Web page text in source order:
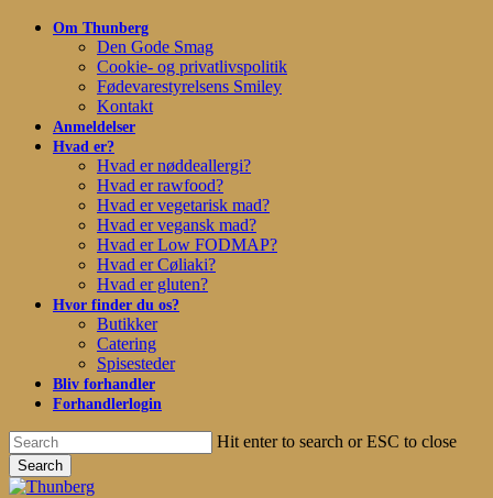
Skip
Om Thunberg
Den Gode Smag
Cookie- og privatlivspolitik
Fødevarestyrelsens Smiley
Kontakt
Anmeldelser
Hvad er?
Hvad er nøddeallergi?
Hvad er rawfood?
Hvad er vegetarisk mad?
Hvad er vegansk mad?
Hvad er Low FODMAP?
Hvad er Cøliaki?
Hvad er gluten?
Hvor finder du os?
Butikker
Catering
Spisesteder
Bliv forhandler
Forhandlerlogin
Hit enter to search or ESC to close
Search
Close